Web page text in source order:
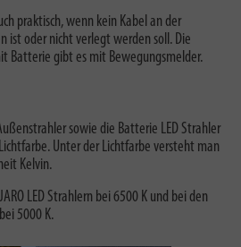
praktisch, wenn kein Kabel an der
ist oder nicht verlegt werden soll. Die
Batterie gibt es mit Bewegungsmelder.
sowie die Batterie LED Strahler
Unter der Lichtfarbe versteht man
Kelvin.
LED Strahlern bei 6500 K und bei den
5000 K.